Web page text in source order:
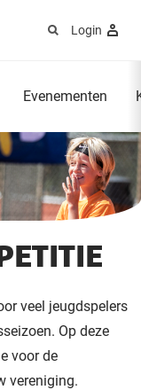
Login
Evenementen
veel jeugdspelers
Op deze
voor de
vereniging.